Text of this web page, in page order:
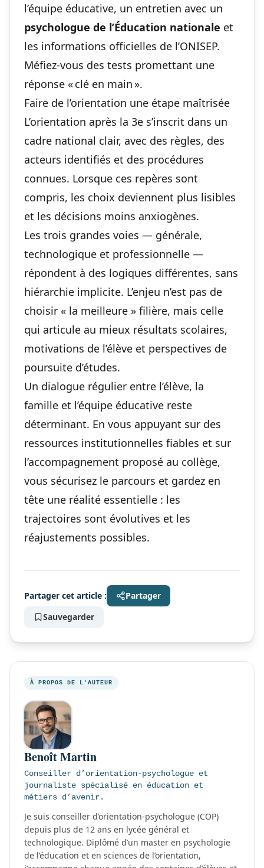
l’équipe éducative, un entretien avec un
psychologue de l’Éducation nationale et
les informations officielles de l’ONISEP.
Méfiez-vous des tests promettant une
réponse « clé en main ».
Faire de l’orientation une étape maîtrisée
L’orientation après la 3e s’inscrit dans un
cadre national clair, avec des règles, des
acteurs identifiés et des procédures
connues. Lorsque ces repères sont
compris, les choix deviennent plus lisibles
et les décisions moins anxiogènes.
Les trois grandes voies — générale,
technologique et professionnelle —
répondent à des logiques différentes, sans
hiérarchie implicite. L’enjeu n’est pas de
choisir « la meilleure » filière, mais celle
qui articule au mieux résultats scolaires,
motivations de l’élève et perspectives de
poursuite d’études.
Un dialogue régulier entre l’élève, la
famille et l’équipe éducative reste
déterminant. En vous appuyant sur des
ressources institutionnelles fiables et sur
l’accompagnement proposé au collège,
vous sécurisez le parcours et gardez en
tête une réalité essentielle : les
trajectoires sont évolutives et les
réajustements possibles.
Partager cet article :
Partager
Sauvegarder
À PROPOS DE L'AUTEUR
Benoît Martin
Conseiller d’orientation-psychologue et
journaliste spécialisé en éducation et
métiers d’avenir.
Je suis conseiller d’orientation-psychologue (COP)
depuis plus de 12 ans en lycée général et
technologique. Diplômé d’un master en psychologie
de l’éducation et en sciences de l’orientation,